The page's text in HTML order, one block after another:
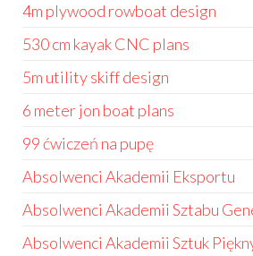
4m plywood rowboat design
530 cm kayak CNC plans
5m utility skiff design
6 meter jon boat plans
99 ćwiczeń na pupę
Absolwenci Akademii Eksportu
Absolwenci Akademii Sztabu
Absolwenci Akademii Sztuk